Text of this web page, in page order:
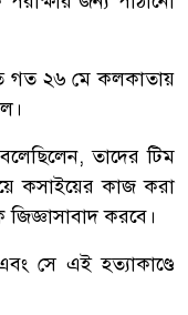
গত ২৬ মে কলকাতায়
তাদের টিম
কসাইয়ের কাজ করা
জিজ্ঞাসাবাদ করবে।
সে এই হত্যাকাণ্ডে